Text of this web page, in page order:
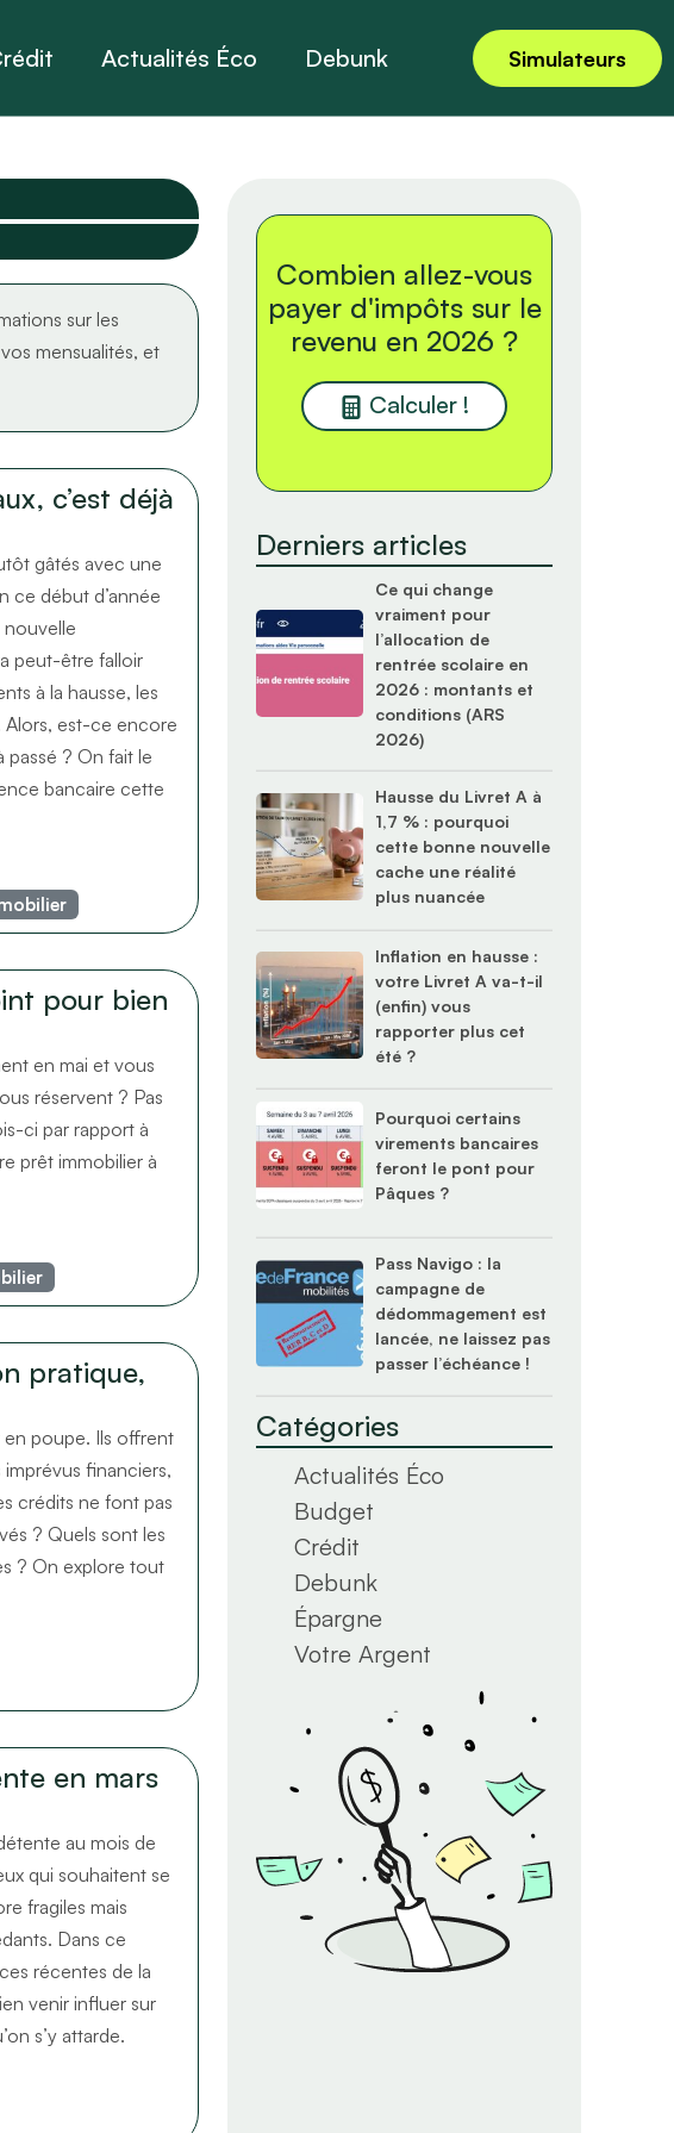
Simulateurs
Actualités Éco Debunk
sur les
mensualités, et
c’est déjà
gâtés avec une
ce début d’année
nouvelle
peut-être falloir
à la hausse, les
Alors, est-ce encore
? On fait le
bancaire cette
pour bien
en mai et vous
réservent ? Pas
ci par rapport à
prêt immobilier à
pratique,
poupe. Ils offrent
financiers,
crédits ne font pas
? Quels sont les
? On explore tout
en mars
au mois de
qui souhaitent se
fragiles mais
Dans ce
récentes de la
venir influer sur
s’y attarde.
Combien allez-vous
payer d'impôts sur le
revenu en 2026 ?
Calculer !
Derniers articles
Ce qui change
vraiment pour
l’allocation de
rentrée scolaire en
2026 : montants et
conditions (ARS
2026)
Hausse du Livret A à
1,7 % : pourquoi
cette bonne nouvelle
cache une réalité
plus nuancée
Inflation en hausse :
votre Livret A va-t-il
(enfin) vous
rapporter plus cet
été ?
Pourquoi certains
virements bancaires
feront le pont pour
Pâques ?
Pass Navigo : la
campagne de
dédommagement est
lancée, ne laissez pas
passer l’échéance !
Catégories
Actualités Éco
Budget
Crédit
Debunk
Épargne
Votre Argent